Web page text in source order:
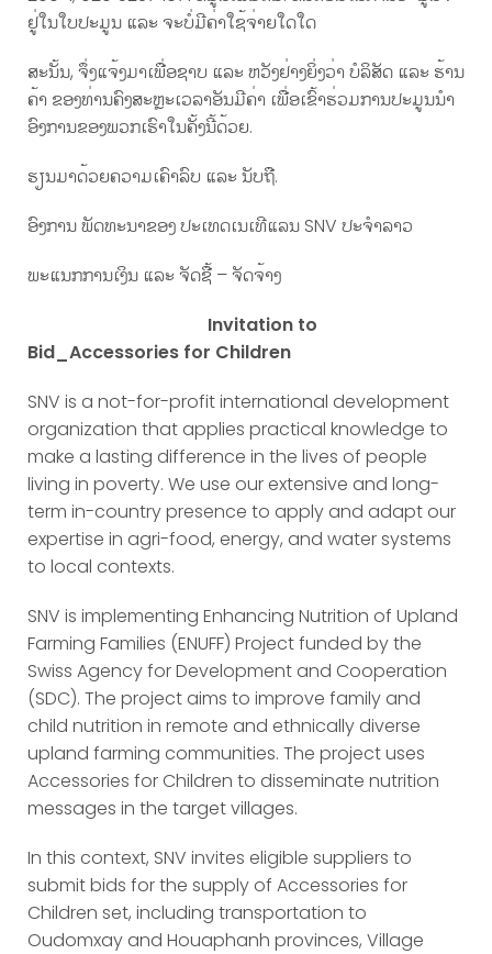
ຢູ່ໃນໃບປະມູນ ແລະ ຈະບໍ່ມີຄ່າໃຊ້ຈ່າຍໃດໃດ
ສະນັ້ນ, ຈຶ່ງແຈ້ງມາເພື່ອຊາບ ແລະ ຫວັງຢ່າງຍິ່ງວ່າ ບໍລິສັດ ແລະ ຮ້ານ
ຄ້າ ຂອງທ່ານຄົງສະຫຼະເວລາອັນມີຄ່າ ເພື່ອເຂົ້າຮ່ວມການປະມູນນໍາ
ອົງການຂອງພວກເຮົາໃນຄັ້ງນີ້ດ້ວຍ.
ຮຽນມາດ້ວຍຄວາມເຄົາລົບ ແລະ ນັບຖື.
ອົງການ ພັດທະນາຂອງ ປະເທດເນເທີແລນ SNV ປະຈໍາລາວ
ພະແນກການເງິນ ແລະ ຈັດຊື້ – ຈັດຈ້າງ
Invitation to
Bid_ Accessories for Children
SNV is a not-for-profit international development
organization that applies practical knowledge to
make a lasting difference in the lives of people
living in poverty. We use our extensive and long-
term in-country presence to apply and adapt our
expertise in agri-food, energy, and water systems
to local contexts.
SNV is implementing Enhancing Nutrition of Upland
Farming Families (ENUFF) Project funded by the
Swiss Agency for Development and Cooperation
(SDC). The project aims to improve family and
child nutrition in remote and ethnically diverse
upland farming communities. The project uses
Accessories for Children to disseminate nutrition
messages in the target villages.
In this context, SNV invites eligible suppliers to
submit bids for the supply of Accessories for
Children set, including transportation to
Oudomxay and Houaphanh provinces, Village